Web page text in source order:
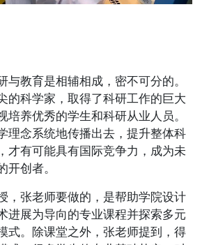
与教育是相辅相成，密不可分的。
的科学家，取得了科研工作的巨大
培养优秀的学生和科研从业人员。
理念系统地传播出去，提升整体科
才有可能具有国际竞争力，成为未
开创者。
，张老师要做的，是帮助学院设计
进展为导向的专业课程并探索多元
式。除课堂之外，张老师提到，得